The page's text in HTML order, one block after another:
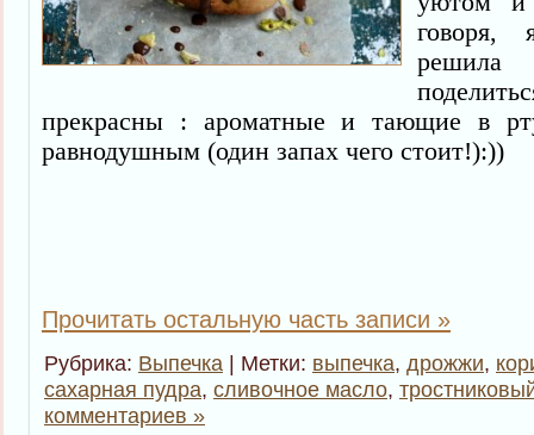
говоря,
прекрасны : ароматные и тающие в
равнодушным (один запах чего стоит!):))
Прочитать остальную часть записи »
Рубрика: Выпечка | Метки: выпечка, дрожжи,
сахарная пудра, сливочное масло,
комментариев »